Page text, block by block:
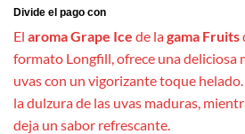
El aroma Grape Ice de lagama Fruits
formato Longfill, ofrece una deliciosa
uvas con un vigorizante toque
la dulzura de las uvas maduras,
deja un sabor refrescante.